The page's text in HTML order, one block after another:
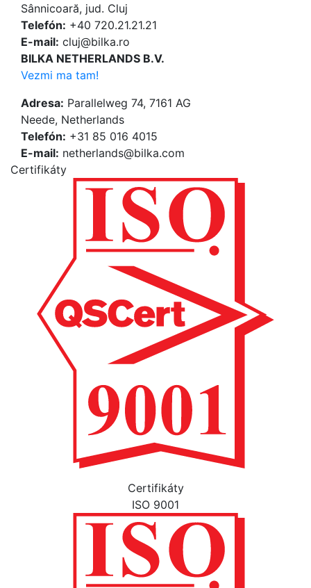
Sânnicoară, jud. Cluj
Telefón: +40 720.21.21.21
E-mail: cluj@bilka.ro
BILKA NETHERLANDS B.V.
Vezmi ma tam!
Adresa: Parallelweg 74, 7161 AG
Neede, Netherlands
Telefón: +31 85 016 4015
E-mail: netherlands@bilka.com
Certifikáty
Certifikáty
ISO 9001